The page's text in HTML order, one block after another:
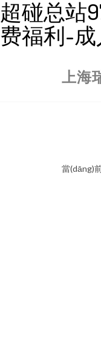
超碰总站
费福利-
上海
當(dāng)